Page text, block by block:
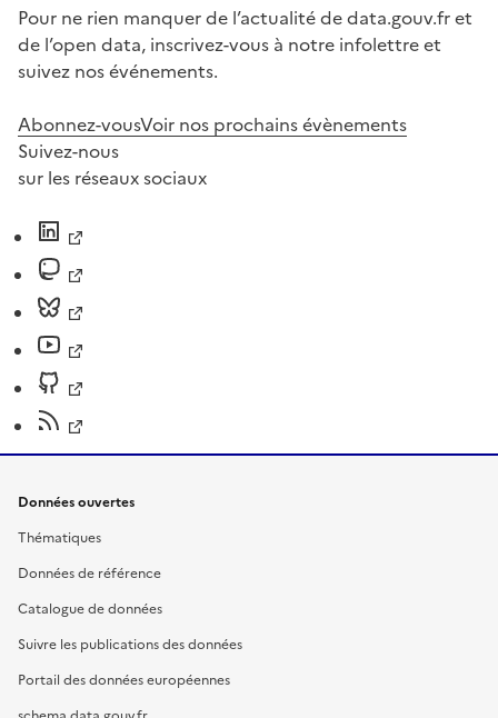
Pour ne rien manquer de l’actualité de data.gouv.fr et
de l’open data, inscrivez-vous à notre infolettre et
suivez nos événements.
Abonnez-vousVoir nos prochains évènements
Suivez-nous
sur les réseaux sociaux
Données ouvertes
Thématiques
Données de référence
Catalogue de données
Suivre les publications des données
Portail des données européennes